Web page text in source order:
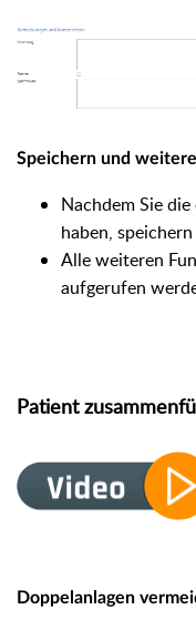
Speichern und
Nachdem Sie
haben,
Alle weiteren
aufgerufen
Patient
Doppelanlagen